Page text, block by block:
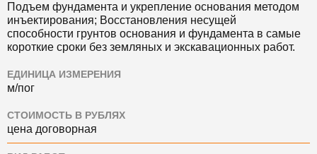
Подъем фундамента и укрепление основания методом
инъектирования; Восстановления несущей
способности грунтов основания и фундамента в самые
короткие сроки без земляных и экскавационных работ.
ЕДИНИЦА ИЗМЕРЕНИЯ
м/пог
СТОИМОСТЬ В РУБЛЯХ
цена договорная